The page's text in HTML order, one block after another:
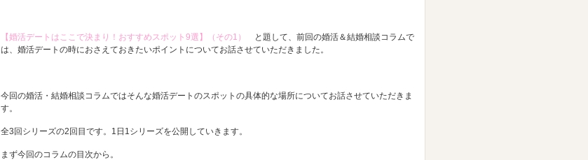
【婚活デートはここで決まり！おすすめスポット9選】（その1）
と題して、前回の婚活＆結婚相談コラムで
は、婚活デートの時におさえておきたいポイントについてお話させていただきました。
今回の婚活・結婚相談コラムではそんな婚活デートのスポットの具体的な場所についてお話させていただきま
す。
全3回シリーズの2回目です。1日1シリーズを公開していきます。
まず今回のコラムの目次から。